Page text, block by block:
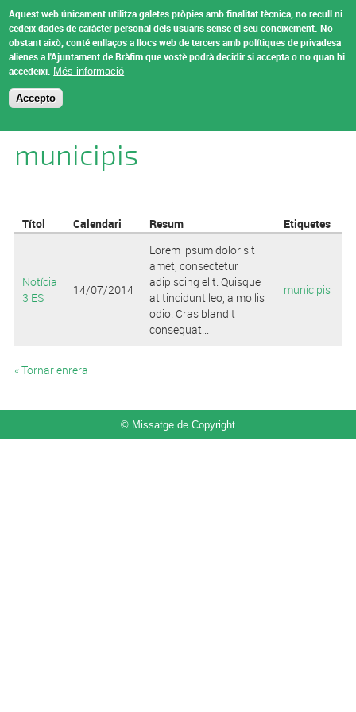
Aquest web únicament utilitza galetes pròpies amb finalitat tècnica, no recull ni
cedeix dades de caràcter personal dels usuaris sense el seu coneixement.No
obstant això, conté enllaços a llocs web de tercers amb polítiques de privadesa
alienes a l'Ajuntament de Bràfim que vostè podrà decidir si accepta o no quan hi
accedeixi. Més informació
Accepto
Vés al contingut
Ajuntament de
Bràfim
Esteu aquí
municipis
Títol Calendari Resum Etiquetes
Notícia
3 ES
14/07/2014
Lorem ipsum dolor sit
amet, consectetur
adipiscing elit. Quisque
at tincidunt leo, a mollis
odio. Cras blandit
consequat...
municipis
« Tornar enrera
© Missatge de Copyright
Menu